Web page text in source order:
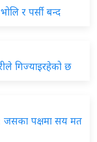
र पर्सी बन्द
गिज्याइरहेको छ
: जसका पक्षमा सय मत